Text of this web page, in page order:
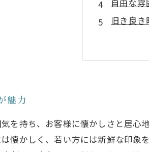
自由な雰
旧き良き
魅力
を持ち、お客様に懐かしさと居心
懐かしく、若い方には新鮮な印象